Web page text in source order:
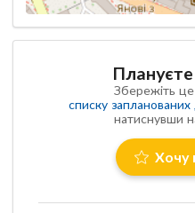
Плануєте
Збережіть
списку запланованих
натиснувши
Хочу